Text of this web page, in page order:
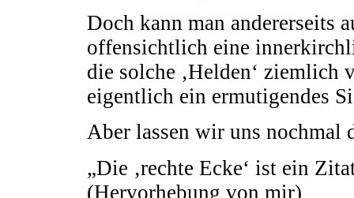
Doch kann man andererseits
offensichtlich eine
die solche ‚Helden‘ ziemlich
eigentlich ein ermutigendes
Aber lassen wir uns nochmal
„Die ‚rechte Ecke‘ ist ein
(Hervorhebung von mir)